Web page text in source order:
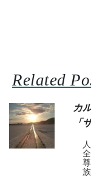
Related
カ
「